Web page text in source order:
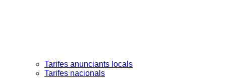
Tarifes anunciants locals
Tarifes nacionals